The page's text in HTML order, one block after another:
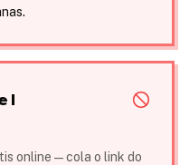
online — cola o link do